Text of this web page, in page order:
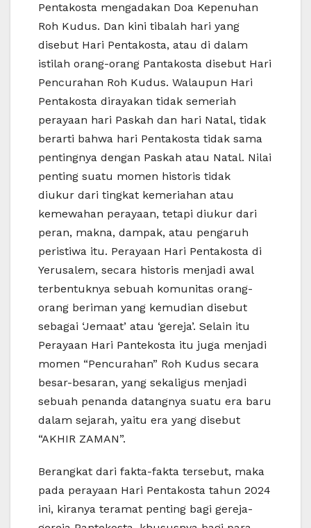
Pentakosta mengadakan Doa Kepenuhan
Roh Kudus. Dan kini tibalah hari yang
disebut Hari Pentakosta, atau di dalam
istilah orang-orang Pantakosta disebut Hari
Pencurahan Roh Kudus. Walaupun Hari
Pentakosta dirayakan tidak semeriah
perayaan hari Paskah dan hari Natal, tidak
berarti bahwa hari Pentakosta tidak sama
pentingnya dengan Paskah atau Natal. Nilai
penting suatu momen historis tidak
diukur dari tingkat kemeriahan atau
kemewahan perayaan, tetapi diukur dari
peran, makna, dampak, atau pengaruh
peristiwa itu. Perayaan Hari Pentakosta di
Yerusalem, secara historis menjadi awal
terbentuknya sebuah komunitas orang-
orang beriman yang kemudian disebut
sebagai ‘Jemaat’ atau ‘gereja’. Selain itu
Perayaan Hari Pantekosta itu juga menjadi
momen “Pencurahan” Roh Kudus secara
besar-besaran, yang sekaligus menjadi
sebuah penanda datangnya suatu era baru
dalam sejarah, yaitu era yang disebut
“AKHIR ZAMAN”.
Berangkat dari fakta-fakta tersebut, maka
pada perayaan Hari Pentakosta tahun 2024
ini, kiranya teramat penting bagi gereja-